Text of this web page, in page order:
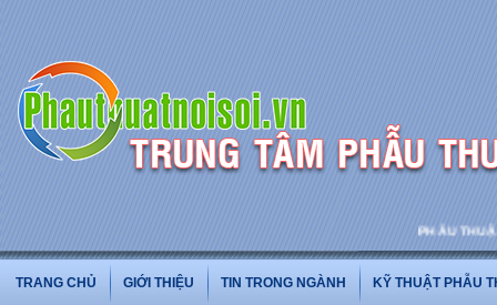
PHẪU THUẬT
TRANG CHỦ GIỚI THIỆU TIN TRONG NGÀNH KỸ THUẬT PHẪU